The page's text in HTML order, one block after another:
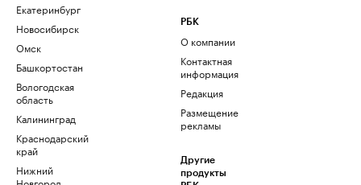
Екатеринбург
Новосибирск
Омск
Башкортостан
Вологодская
область
Калининград
Краснодарский
край
Нижний
РБК
О компании
Контактная
информация
Редакция
Размещение
рекламы
Другие
продукты